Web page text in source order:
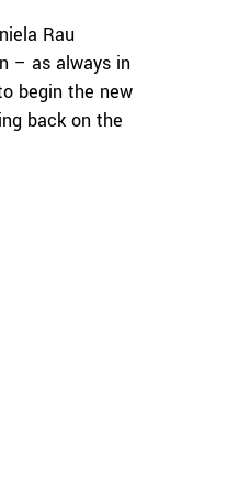
Rau
– as always in
begin the new
back on the